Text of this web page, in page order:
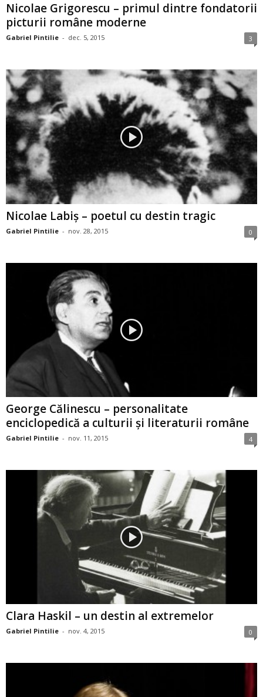
Nicolae Grigorescu – primul dintre fondatorii
picturii române moderne
Gabriel Pintilie - dec. 5, 2015 3
Nicolae Labiș – poetul cu destin tragic
Gabriel Pintilie - nov. 28, 2015 0
George Călinescu – personalitate
enciclopedică a culturii și literaturii române
Gabriel Pintilie - nov. 11, 2015 4
Clara Haskil – un destin al extremelor
Gabriel Pintilie - nov. 4, 2015 0